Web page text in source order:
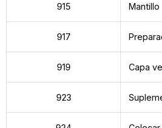
915 Mantillo
917
919 Capa
923